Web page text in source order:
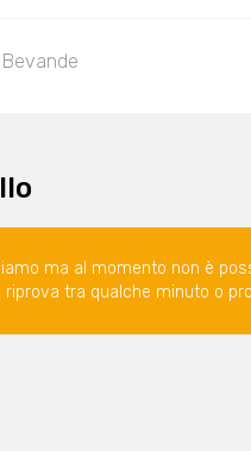
Bevande
ma al momento non è
riprova tra qualche minuto o